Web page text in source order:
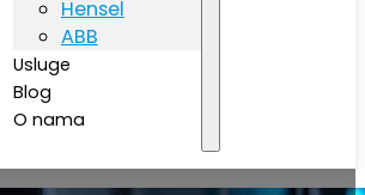
Hensel
ABB
Usluge
Blog
O nama